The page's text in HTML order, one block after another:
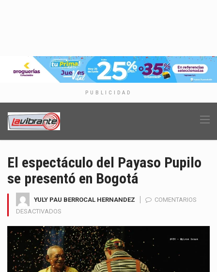
PUBLICIDAD
El espectáculo del Payaso Pupilo
se presentó en Bogotá
YULY PAU BERROCAL HERNANDEZ
COMENTARIOS
DESACTIVADOS
ESPECTÁCULO
DEL
PAYASO
PUPILO